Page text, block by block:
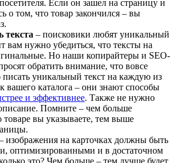
Если он зашел на страницу и
о том, что товар закончился – вы
текста – поисковики любят уникальный
вам нужно убедиться, что тексты на
Но наши копирайтеры и SEO-
обратить внимание, что вовсе
писать уникальный текст на каждую из
вашего каталога – они знают способы
и эффективнее. Также не нужно
Помните – чем больше
вы указываете, тем выше
изображения на карточках должны быть
оптимизированными и в достаточном
это? Чем больше – тем лучше будет